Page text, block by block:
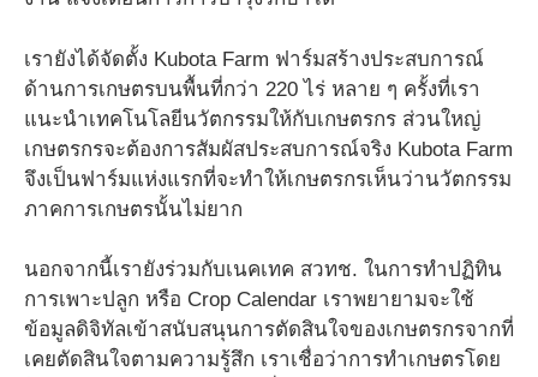
เรายังได้จัดตั้ง Kubota Farm ฟาร์มสร้างประสบการณ์
ด้านการเกษตรบนพื้นที่กว่า 220 ไร่ หลาย ๆ ครั้งที่เรา
แนะนำเทคโนโลยีนวัตกรรมให้กับเกษตรกร ส่วนใหญ่
เกษตรกรจะต้องการสัมผัสประสบการณ์จริง Kubota Farm
จึงเป็นฟาร์มแห่งแรกที่จะทำให้เกษตรกรเห็นว่านวัตกรรม
ภาคการเกษตรนั้นไม่ยาก
นอกจากนี้เรายังร่วมกับเนคเทค สวทช. ในการทำปฏิทิน
การเพาะปลูก หรือ Crop Calendar เราพยายามจะใช้
ข้อมูลดิจิทัลเข้าสนับสนุนการตัดสินใจของเกษตรกรจากที่
เคยตัดสินใจตามความรู้สึก เราเชื่อว่าการทำเกษตรโดย